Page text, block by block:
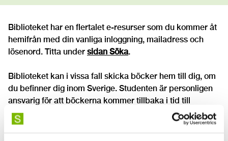
Biblioteket har en flertalet e-resurser som du kommer åt
hemifrån med din vanliga inloggning, mailadress och
lösenord. Titta under sidan Söka.
Biblioteket kan i vissa fall skicka böcker hem till dig, om
du befinner dig inom Sverige. Studenten är personligen
ansvarig för att böckerna kommer tillbaka i tid till
biblioteket, inklusive att betala portokostnader för
återsändning. Du kan också kontakta ditt närmaste